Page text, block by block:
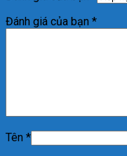
Đánh giá của bạn *
Tên *